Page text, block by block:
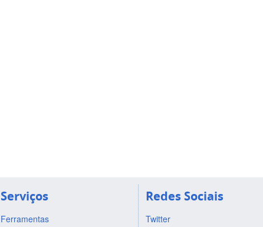
Serviços
Ferramentas
Redes Sociais
Twitter